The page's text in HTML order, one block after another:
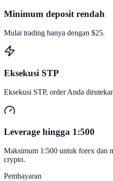
Minimum deposit rendah
Mulai trading hanya dengan $25.
Eksekusi STP
Eksekusi STP, order Anda
Leverage hingga 1:500
Maksimum 1:500 untuk forex dan
crypto.
Pembayaran